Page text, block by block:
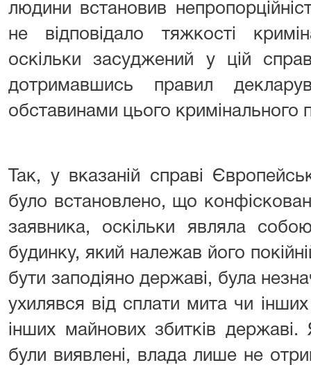
людини встановив
не відповідало тяжкості
оскільки засуджений у цій
дотримавшись правил
обставинами цього
Так, у вказаній справі
було встановлено, що
заявника, оскільки являла
будинку, який належав його
бути заподіяно державі, була
ухилявся від сплати мита чи
інших майнових збитків
були виявлені, влада лише не